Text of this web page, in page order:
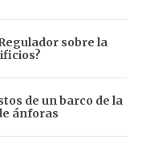
sobre la
de un barco de la
ánforas